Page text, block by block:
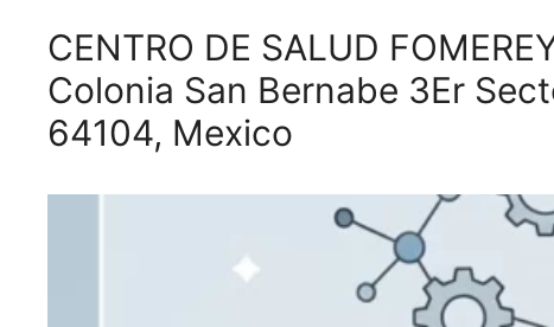
CENTRO DE SALUD
Colonia San Bernabe 3Er
64104, Mexico